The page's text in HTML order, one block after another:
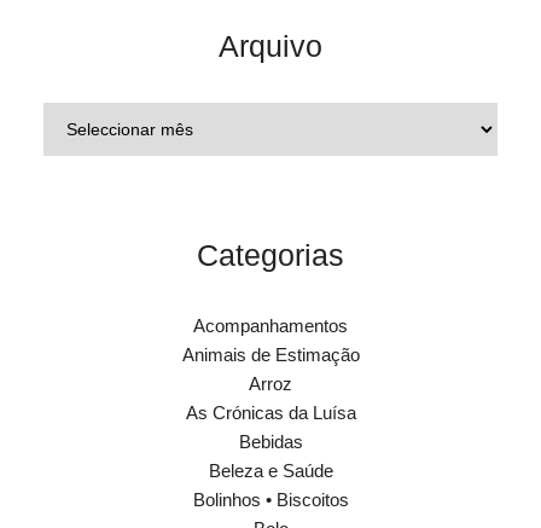
Arquivo
Categorias
Acompanhamentos
Animais de Estimação
Arroz
As Crónicas da Luísa
Bebidas
Beleza e Saúde
Bolinhos • Biscoitos